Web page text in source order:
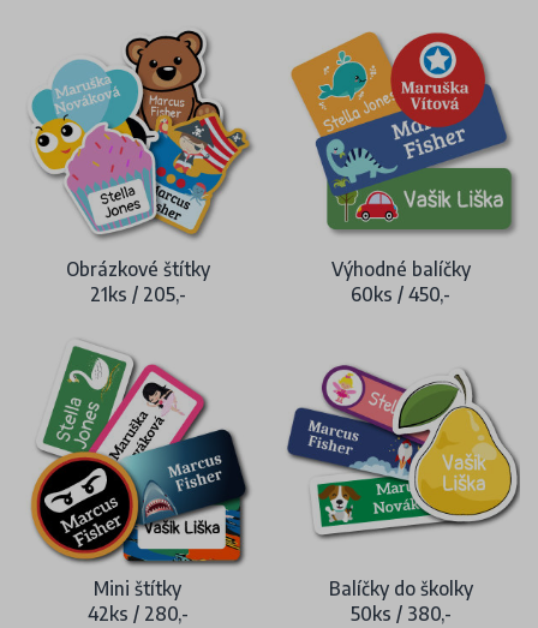
Obrázkové štítky
21ks / 205,-
Výhodné balíčky
60ks / 450,-
Mini štítky
42ks / 280,-
Balíčky do školky
50ks / 380,-